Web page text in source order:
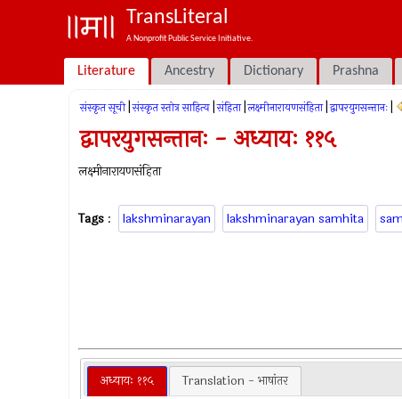
TransLiteral
A Nonprofit Public Service Initiative.
Literature Ancestry Dictionary Prashna
संस्कृत सूची संस्कृत स्तोत्र साहित्य संहिता लक्ष्मीनारायणसंहिता द्वापरयुगसन्तानः
द्वापरयुगसन्तानः - अध्यायः ११५
लक्ष्मीनारायणसंहिता
Tags : lakshminarayan lakshminarayan samhita
अध्यायः ११५ Translation - भाषांतर